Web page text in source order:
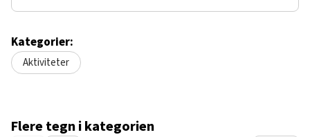
Kategorier:
Aktiviteter
Flere tegn i kategorien